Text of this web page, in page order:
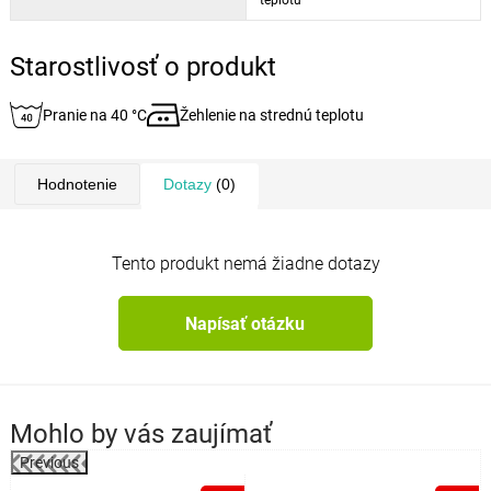
Starostlivosť o produkt
Pranie na 40 °C Žehlenie na strednú teplotu
Hodnotenie Dotazy(0)
Tento produkt nemá žiadne dotazy
Napísať otázku
Mohlo by vás zaujímať
Previous